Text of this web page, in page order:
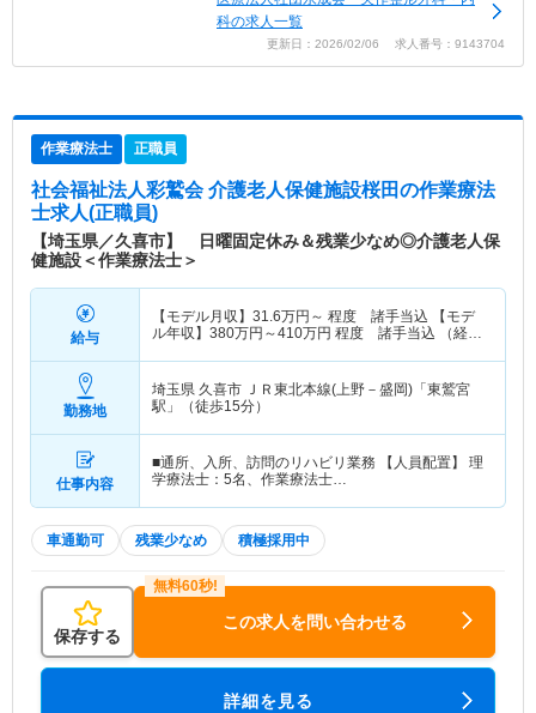
科の求人一覧
更新日：2026/02/06 求人番号：9143704
作業療法士 正職員
社会福祉法人彩鷲会 介護老人保健施設桜田の作業療法
士求人(正職員)
【埼玉県／久喜市】 日曜固定休み＆残業少なめ◎介護老人保
健施設＜作業療法士＞
給与
【モデル月収】 31.6万円～ 程度 諸手当込 【モデ
ル年収】 380万円～410万円 程度 諸手当込 （経験
勤務地
埼玉県 久喜市 ＪＲ東北本線(上野－盛岡)「東鷲宮
駅」（徒歩15分）
仕事内容
■通所、入所、訪問のリハビリ業務 【人員配置】 理
学療法士：5名、作業療法士…
車通勤可 残業少なめ 積極採用中
保存する
この求人を問い合わせる
詳細を見る